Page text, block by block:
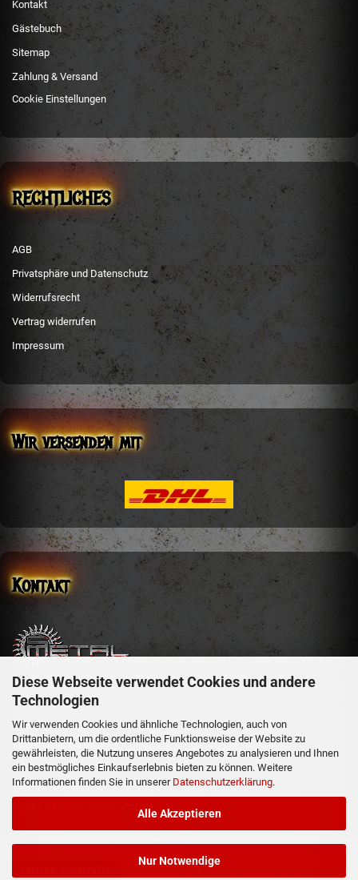
Diese Webseite verwendet Cookies und andere
Technologien
Wir verwenden Cookies und ähnliche Technologien, auch von
Drittanbietern, um die ordentliche Funktionsweise der Website zu
gewährleisten, die Nutzung unseres Angebotes zu analysieren und Ihnen
ein bestmögliches Einkaufserlebnis bieten zu können. Weitere
Informationen finden Sie in unserer Datenschutzerklärung.
Alle Akzeptieren
Nur Notwendige
Kontakt
Gästebuch
Sitemap
Zahlung & Versand
Cookie Einstellungen
RECHTLICHES
AGB
Privatsphäre und Datenschutz
Widerrufsrecht
Vertrag widerrufen
Impressum
Wir versenden mit
Kontakt
sm-metal-shop
Steffen Mehler
Schachen 51
36129 Gersfeld
Telefon: 06654/919358
e-mail: info@sm-metal-shop.de